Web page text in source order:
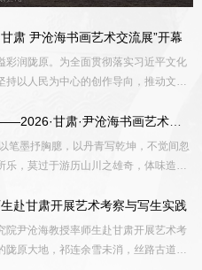
肃 尹沧海书画艺术交流展”开幕
彩润陇原。为全面贯彻落实习近平文化
持以人民为中心的创作导向，推动文化
术研究院写意画院主办，甘肃省艺术
南开大学艺术与美学研究院承办，教育
书画传承基地、中国文学艺术基金会文
甘肃 尹沧海书画艺术交流
委会原副秘书长、中国留学人才发展基
大学原党委书记、大连理工大学原党委
乐，莫过于游历山川之雄奇，体味造化
尤所钟焉。盖其莽莽苍苍、浩浩荡荡之
壮魂魄也。古贤云：“外师造化，中得
赴甘肃开展艺术考察与写生实践
院尹沧海教授率师生赴甘肃开展艺术考
陇原大地，祁连余雪未消，丝路古道在